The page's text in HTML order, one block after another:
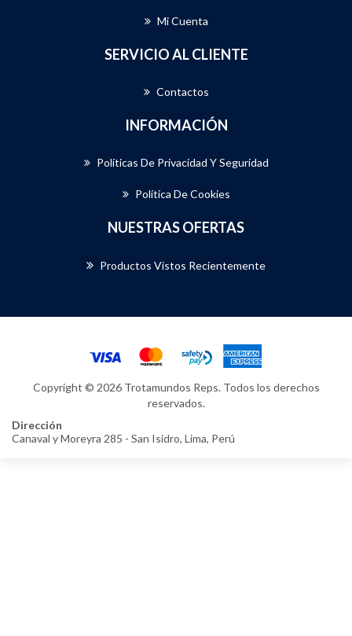
Mi Cuenta
SERVICIO AL CLIENTE
Contactos
INFORMACIÓN
Políticas De Privacidad Y Seguridad
Política De Cookies
NUESTRAS OFERTAS
Productos Vistos Recientemente
Copyright © 2026 Trotamundos Reps. Todos los derechos
reservados.
Dirección
Canaval y Moreyra 285 - San Isidro, Lima, Perú